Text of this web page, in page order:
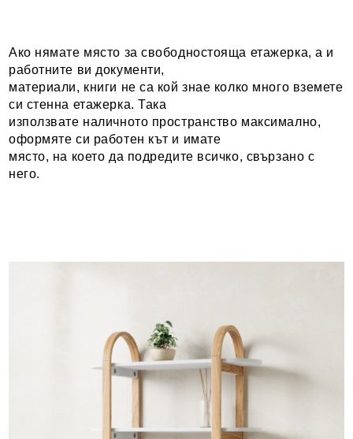
Ако нямате място за свободностояща етажерка, а и
работните ви документи,
материали, книги не са кой знае колко много вземете
си стенна етажерка. Така
използвате наличното пространство максимално,
оформяте си работен кът и имате
място, на което да подредите всичко, свързано с
него.